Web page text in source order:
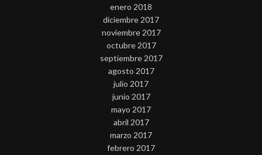
enero 2018
diciembre 2017
noviembre 2017
octubre 2017
septiembre 2017
agosto 2017
julio 2017
junio 2017
mayo 2017
abril 2017
marzo 2017
febrero 2017